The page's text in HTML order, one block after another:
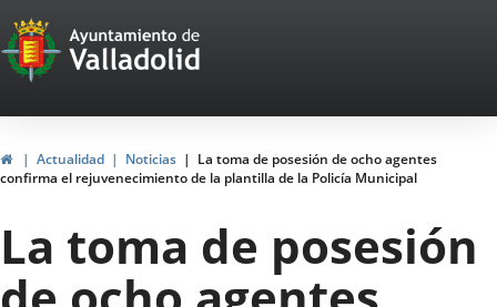
Portal
Web
del
Ayuntamiento
de
Valladolid
InicioActualidad Noticias
La toma de posesión de ocho agentes
confirma el rejuvenecimiento de la plantilla de la Policía Municipal
La toma de posesión